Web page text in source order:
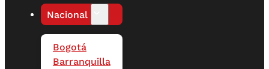
Nacional
Bogotá
Barranquilla